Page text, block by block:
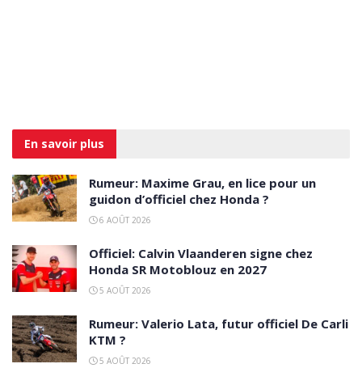
En savoir plus
Rumeur: Maxime Grau, en lice pour un
guidon d’officiel chez Honda ?
6 AOÛT 2026
Officiel: Calvin Vlaanderen signe chez
Honda SR Motoblouz en 2027
5 AOÛT 2026
Rumeur: Valerio Lata, futur officiel De Carli
KTM ?
5 AOÛT 2026